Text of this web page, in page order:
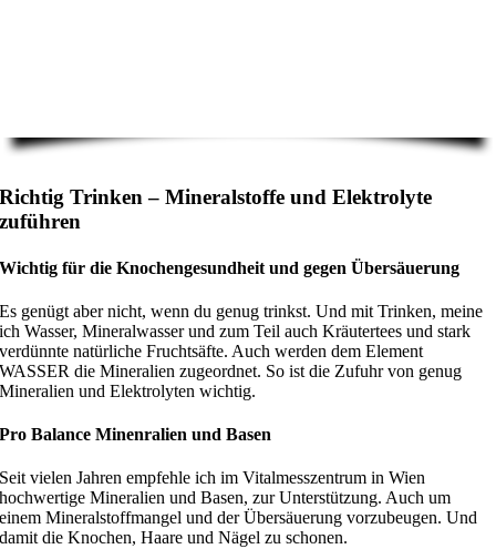
Richtig Trinken – Mineralstoffe und Elektrolyte
zuführen
Wichtig für die Knochengesundheit und gegen Übersäuerung
Es genügt aber nicht, wenn du genug trinkst. Und mit Trinken, meine
ich Wasser, Mineralwasser und zum Teil auch Kräutertees und stark
verdünnte natürliche Fruchtsäfte. Auch werden dem Element
WASSER die Mineralien zugeordnet. So ist die Zufuhr von genug
Mineralien und Elektrolyten wichtig.
Pro Balance Minenralien und Basen
Seit vielen Jahren empfehle ich im Vitalmesszentrum in Wien
hochwertige Mineralien und Basen, zur Unterstützung. Auch um
einem Mineralstoffmangel und der Übersäuerung vorzubeugen. Und
damit die Knochen, Haare und Nägel zu schonen.